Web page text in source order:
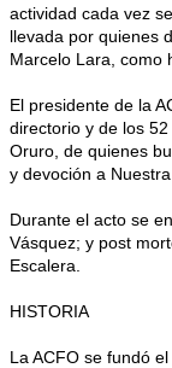
actividad cada vez
llevada por quienes
Marcelo Lara, como
El presidente de la
directorio y de los
Oruro, de quienes
y devoción a
Durante el acto se
Vásquez; y post
Escalera.
HISTORIA
La ACFO se fundó